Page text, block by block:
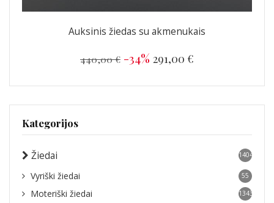
Auksinis žiedas su akmenukais
440,00 € -34% 291,00 €
Kategorijos
Žiedai 1404
Vyriški žiedai 55
Moteriški žiedai 1343